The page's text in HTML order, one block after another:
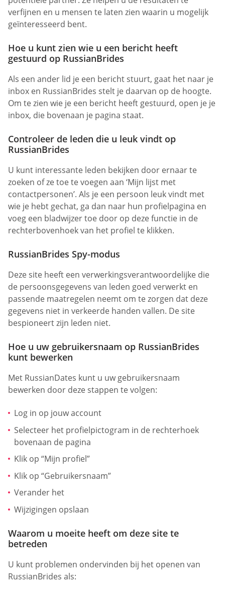
verfijnen en u mensen te laten zien waarin u mogelijk
geïnteresseerd bent.
Hoe u kunt zien wie u een bericht heeft
gestuurd op RussianBrides
Als een ander lid je een bericht stuurt, gaat het naar je
inbox en RussianBrides stelt je daarvan op de hoogte.
Om te zien wie je een bericht heeft gestuurd, open je je
inbox, die bovenaan je pagina staat.
Controleer de leden die u leuk vindt op
RussianBrides
U kunt interessante leden bekijken door ernaar te
zoeken of ze toe te voegen aan ‘Mijn lijst met
contactpersonen’. Als je een persoon leuk vindt met
wie je hebt gechat, ga dan naar hun profielpagina en
voeg een bladwijzer toe door op deze functie in de
rechterbovenhoek van het profiel te klikken.
RussianBrides Spy-modus
Deze site heeft een verwerkingsverantwoordelijke die
de persoonsgegevens van leden goed verwerkt en
passende maatregelen neemt om te zorgen dat deze
gegevens niet in verkeerde handen vallen. De site
bespioneert zijn leden niet.
Hoe u uw gebruikersnaam op RussianBrides
kunt bewerken
Met RussianDates kunt u uw gebruikersnaam
bewerken door deze stappen te volgen:
Log in op jouw account
Selecteer het profielpictogram in de rechterhoek
bovenaan de pagina
Klik op “Mijn profiel”
Klik op “Gebruikersnaam”
Verander het
Wijzigingen opslaan
Waarom u moeite heeft om deze site te
betreden
U kunt problemen ondervinden bij het openen van
RussianBrides als: